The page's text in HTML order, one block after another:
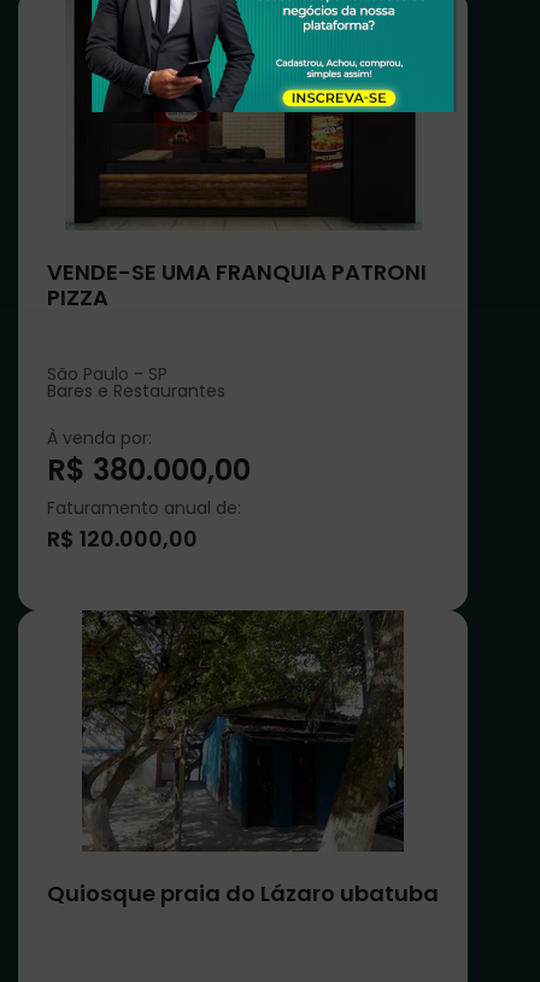
VENDE-SE UMA FRANQUIA PATRONI
PIZZA
São Paulo - SP
Bares e Restaurantes
À venda por:
R$ 380.000,00
Faturamento anual de:
R$ 120.000,00
Quiosque praia do Lázaro ubatuba